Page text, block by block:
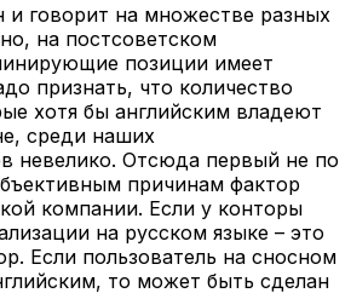
и говорит на множестве разных
на постсоветском
позиции имеет
признать, что количество
хотя бы английским владеют
среди наших
невелико. Отсюда первый не по
причинам фактор
компании. Если у конторы
на русском языке – это
Если пользователь на сносном
то может быть сделан